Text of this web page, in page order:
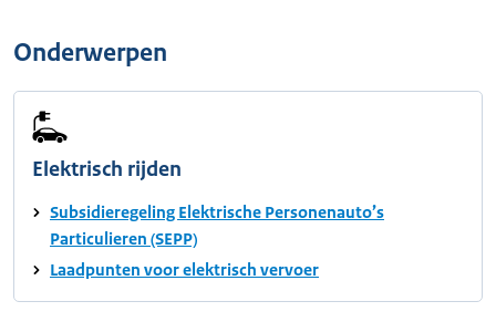
Onderwerpen
Elektrisch rijden
Subsidieregeling Elektrische Personenauto’s
Particulieren (SEPP)
Laadpunten voor elektrisch vervoer